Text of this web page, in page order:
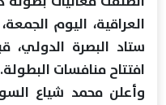
العراقية، اليوم
ستاد البصرة الدولي،
افتتاح منافسات البطولة.
وأعلن محمد شياع